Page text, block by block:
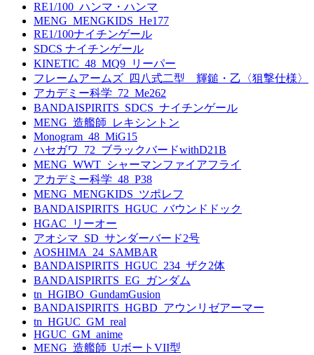
RE1/100_ハンマ・ハンマ
MENG_MENGKIDS_He177
RE1/100ナイチンゲール
SDCS ナイチンゲール
KINETIC_48_MQ9_リーパー
フレームアームズ_四八式二型 輝鎚・乙〈狙撃仕様〉
アカデミー科学_72_Me262
BANDAISPIRITS_SDCS_ナイチンゲール
MENG_造艦師_レキシントン
Monogram_48_MiG15
ハセガワ_72_ブラックバードwithD21B
MENG_WWT_シャーマンファイアフライ
アカデミー科学_48_P38
MENG_MENGKIDS_ツポレフ
BANDAISPIRITS_HGUC_バウンドドック
HGAC_リーオー
アオシマ_SD_サンダーバード2号
AOSHIMA_24_SAMBAR
BANDAISPIRITS_HGUC_234_ザク2体
BANDAISPIRITS_EG_ガンダム
tn_HGIBO_GundamGusion
BANDAISPIRITS_HGBD_アウンリゼアーマー
tn_HGUC_GM_real
HGUC_GM_anime
MENG_造艦師_UボートVII型